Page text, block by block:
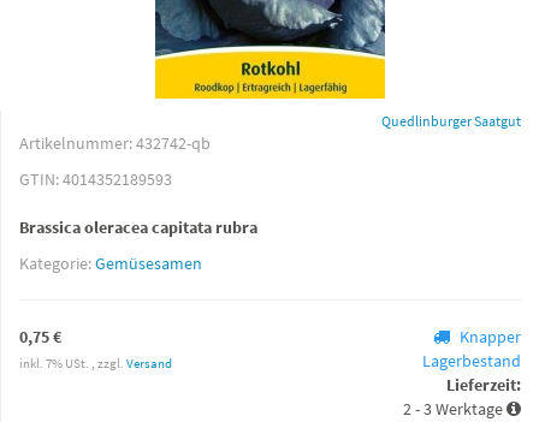
Quedlinburger Saatgut
Artikelnummer:432742-qb
GTIN:4014352189593
Brassica oleracea capitata rubra
Kategorie:Gemüsesamen
0,75 €
inkl. 7% USt. , zzgl. Versand
Knapper
Lagerbestand
Lieferzeit:
2 - 3 Werktage